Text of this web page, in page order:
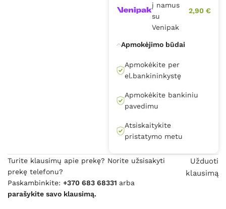
į namus
su
Venipak
2,90 €
Apmokėjimo būdai
Apmokėkite per
el.bankininkystę
Apmokėkite bankiniu
pavedimu
Atsiskaitykite
pristatymo metu
Turite klausimų apie prekę? Norite užsisakyti
prekę telefonu?
Paskambinkite: +370 683 68331 arba
parašykite savo klausimą.
Užduoti
klausimą